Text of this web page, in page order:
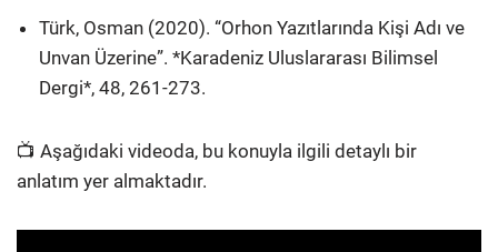
Türk, Osman (2020). “Orhon Yazıtlarında Kişi Adı ve
Unvan Üzerine”. *Karadeniz Uluslararası Bilimsel
Dergi*, 48, 261-273.
📺 Aşağıdaki videoda, bu konuyla ilgili detaylı bir
anlatım yer almaktadır.